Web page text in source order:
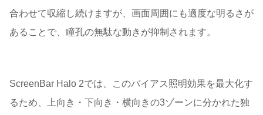
合わせて収縮し続けますが、画面周囲にも適度な明るさが
あることで、瞳孔の無駄な動きが抑制されます。
ScreenBar Halo 2では、このバイアス照明効果を最大化す
るため、上向き・下向き・横向きの3ゾーンに分かれた独